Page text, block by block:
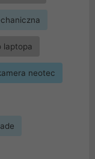
laptopa
neotec